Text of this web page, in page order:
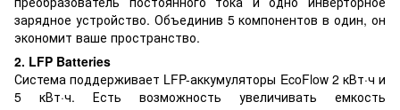
зарядное устройство. Объединив 5 компонентов в один, он
экономит ваше пространство.
2. LFP Batteries
Система поддерживает LFP-аккумуляторы EcoFlow 2 кВт·ч и
5 кВт·ч. Есть возможность увеличивать емкость